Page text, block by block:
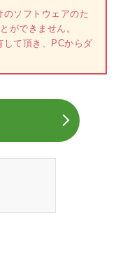
のソフトウェアのた
ができません。
して頂き、PCからダ